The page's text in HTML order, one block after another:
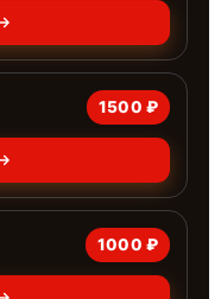
1500 ₽
1000 ₽